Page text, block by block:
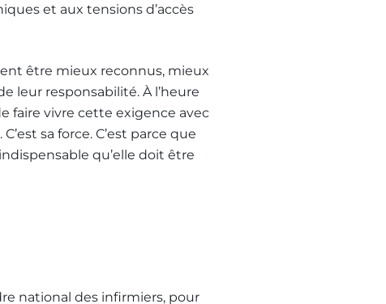
et aux tensions d’accès
être mieux reconnus, mieux
leur responsabilité. À l’heure
faire vivre cette exigence avec
sa force. C’est parce que
qu’elle doit être
national des infirmiers, pour